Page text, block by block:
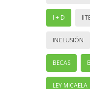
I + D
INCLUSIÓN
BECAS
LEY MICAELA